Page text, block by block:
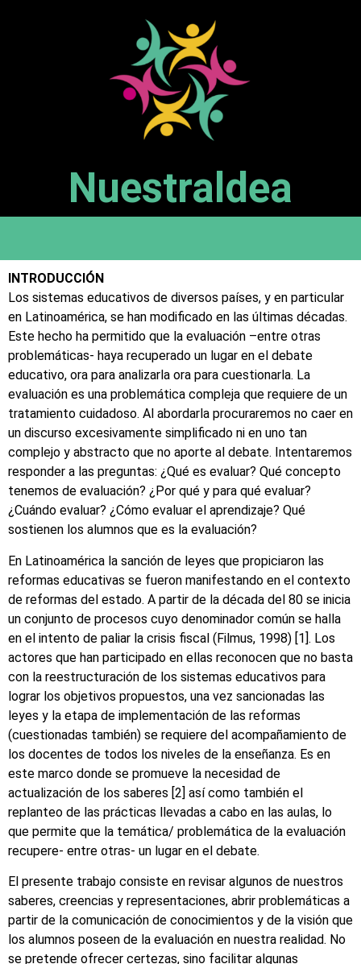
Nuestraldea
INTRODUCCIÓN
Los sistemas educativos de diversos países, y en particular
en Latinoamérica, se han modificado en las últimas décadas.
Este hecho ha permitido que la evaluación –entre otras
problemáticas- haya recuperado un lugar en el debate
educativo, ora para analizarla ora para cuestionarla. La
evaluación es una problemática compleja que requiere de un
tratamiento cuidadoso. Al abordarla procuraremos no caer en
un discurso excesivamente simplificado ni en uno tan
complejo y abstracto que no aporte al debate. Intentaremos
responder a las preguntas: ¿Qué es evaluar? Qué concepto
tenemos de evaluación? ¿Por qué y para qué evaluar?
¿Cuándo evaluar? ¿Cómo evaluar el aprendizaje? Qué
sostienen los alumnos que es la evaluación?
En Latinoamérica la sanción de leyes que propiciaron las
reformas educativas se fueron manifestando en el contexto
de reformas del estado. A partir de la década del 80 se inicia
un conjunto de procesos cuyo denominador común se halla
en el intento de paliar la crisis fiscal (Filmus, 1998) [1]. Los
actores que han participado en ellas reconocen que no basta
con la reestructuración de los sistemas educativos para
lograr los objetivos propuestos, una vez sancionadas las
leyes y la etapa de implementación de las reformas
(cuestionadas también) se requiere del acompañamiento de
los docentes de todos los niveles de la enseñanza. Es en
este marco donde se promueve la necesidad de
actualización de los saberes [2] así como también el
replanteo de las prácticas llevadas a cabo en las aulas, lo
que permite que la temática/ problemática de la evaluación
recupere- entre otras- un lugar en el debate.
El presente trabajo consiste en revisar algunos de nuestros
saberes, creencias y representaciones, abrir problemáticas a
partir de la comunicación de conocimientos y de la visión que
los alumnos poseen de la evaluación en nuestra realidad. No
se pretende ofrecer certezas, sino facilitar algunas